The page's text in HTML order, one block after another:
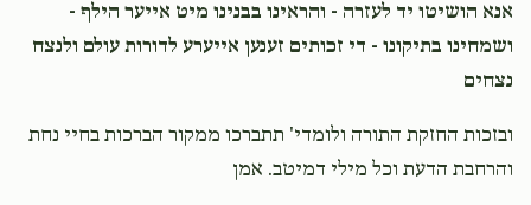
אנא הושיטו יד לעזרה - והראינו בבנינו מיט אייער הילף -
ושמחינו בתיקונו - די זכותים זענען אייערע לדורות עולם ולנצח
נצחים
ובזכות החזקת התורה ולומדי' תתברכו ממקור הברכות בחיי נחת
והרחבת הדעת וכל מילי דמיטב. אמן